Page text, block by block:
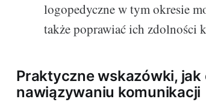
logopedyczne w tym okresie
także poprawiać ich zdolności
Praktyczne wskazówki,
nawiązywaniu komunikacji